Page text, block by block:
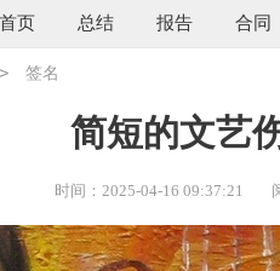
首页 总结 报告 合同
> 签名
简短的文艺
时间：2025-04-16 09:37:21